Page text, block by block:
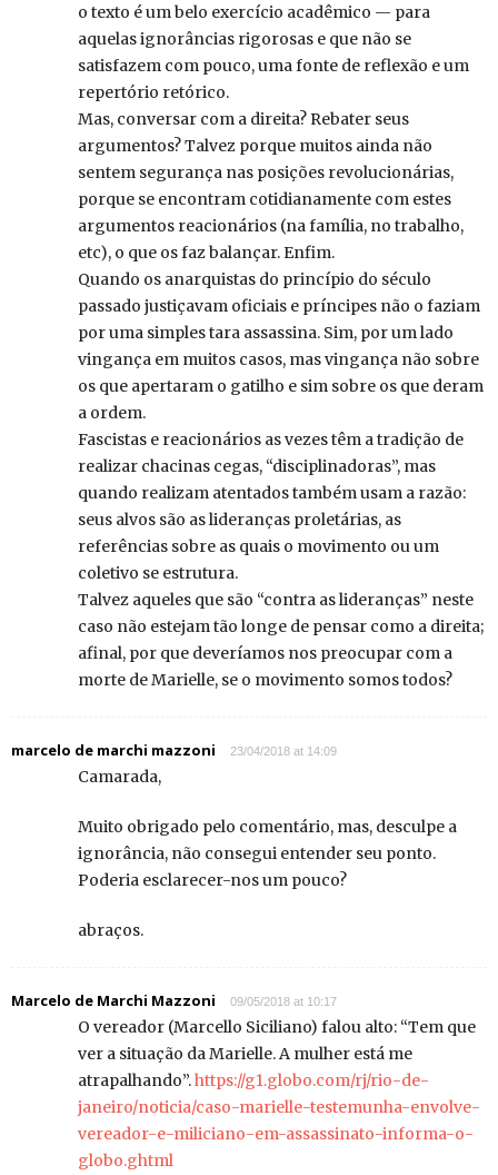
o texto é um belo exercício acadêmico — para
aquelas ignorâncias rigorosas e que não se
satisfazem com pouco, uma fonte de reflexão e um
repertório retórico.
Mas, conversar com a direita? Rebater seus
argumentos? Talvez porque muitos ainda não
sentem segurança nas posições revolucionárias,
porque se encontram cotidianamente com estes
argumentos reacionários (na família, no trabalho,
etc), o que os faz balançar. Enfim.
Quando os anarquistas do princípio do século
passado justiçavam oficiais e príncipes não o faziam
por uma simples tara assassina. Sim, por um lado
vingança em muitos casos, mas vingança não sobre
os que apertaram o gatilho e sim sobre os que deram
a ordem.
Fascistas e reacionários as vezes têm a tradição de
realizar chacinas cegas, “disciplinadoras”, mas
quando realizam atentados também usam a razão:
seus alvos são as lideranças proletárias, as
referências sobre as quais o movimento ou um
coletivo se estrutura.
Talvez aqueles que são “contra as lideranças” neste
caso não estejam tão longe de pensar como a direita;
afinal, por que deveríamos nos preocupar com a
morte de Marielle, se o movimento somos todos?
marcelo de marchi mazzoni 23/04/2018 at 14:09
Camarada,
Muito obrigado pelo comentário, mas, desculpe a
ignorância, não consegui entender seu ponto.
Poderia esclarecer-nos um pouco?
abraços.
Marcelo de Marchi Mazzoni 09/05/2018 at 10:17
O vereador (Marcello Siciliano) falou alto: “Tem que
ver a situação da Marielle. A mulher está me
atrapalhando”.https://g1.globo.com/rj/rio-de-
janeiro/noticia/caso-marielle-testemunha-envolve-
vereador-e-miliciano-em-assassinato-informa-o-
globo.ghtml